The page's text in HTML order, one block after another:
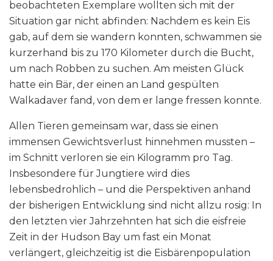
beobachteten Exemplare wollten sich mit der
Situation gar nicht abfinden: Nachdem es kein Eis
gab, auf dem sie wandern konnten, schwammen sie
kurzerhand bis zu 170 Kilometer durch die Bucht,
um nach Robben zu suchen. Am meisten Glück
hatte ein Bär, der einen an Land gespülten
Walkadaver fand, von dem er lange fressen konnte.
Allen Tieren gemeinsam war, dass sie einen
immensen Gewichtsverlust hinnehmen mussten –
im Schnitt verloren sie ein Kilogramm pro Tag.
Insbesondere für Jungtiere wird dies
lebensbedrohlich – und die Perspektiven anhand
der bisherigen Entwicklung sind nicht allzu rosig: In
den letzten vier Jahrzehnten hat sich die eisfreie
Zeit in der Hudson Bay um fast ein Monat
verlängert, gleichzeitig ist die Eisbärenpopulation